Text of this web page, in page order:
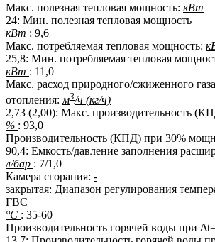
Макс. полезная тепловая мощность: кВт
24: Мин. полезная тепловая мощность
кВт : 9,6
Макс. потребляемая тепловая мощность:
25,8: Мин. потребляемая тепловая
кВт : 11,0
Макс. расход природного/сжиженного
отопления: м3/ч (кг/ч)
2,73 (2,00): Макс. производительность
% : 93,0
Производительность (КПД) при 30%
90,4: Емкость/давление заполнения
л/бар : 7/1,0
Камера сгорания: -
закрытая: Диапазон регулирования
ГВС
°С : 35-60
Производительность горячей воды при